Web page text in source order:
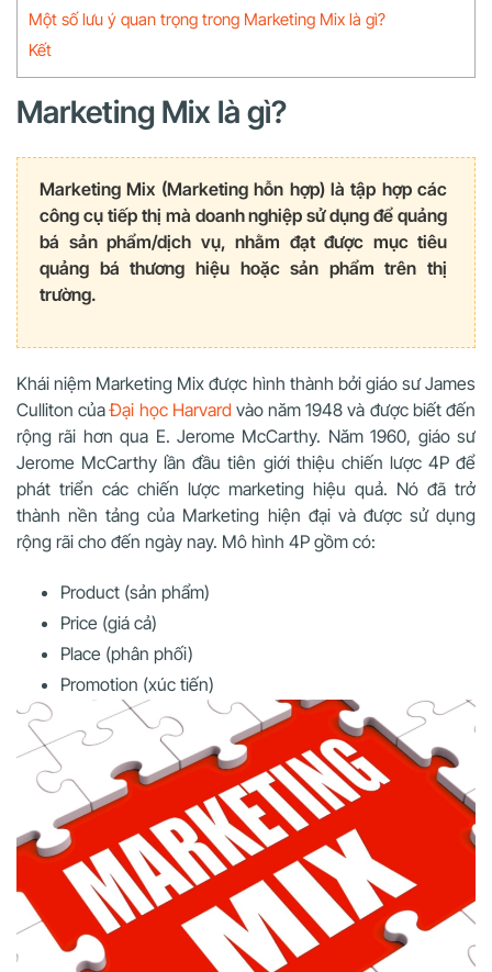
Một số lưu ý quan trọng trong Marketing Mix là gì?
Kết
Marketing Mix là gì?
Marketing Mix (Marketing hỗn hợp) là tập hợp các
công cụ tiếp thị mà doanh nghiệp sử dụng để quảng
bá sản phẩm/dịch vụ, nhằm đạt được mục tiêu
quảng bá thương hiệu hoặc sản phẩm trên thị
trường.
Khái niệm Marketing Mix được hình thành bởi giáo sư James
Culliton củaĐại học Harvardvào năm 1948 và được biết đến
rộng rãi hơn qua E. Jerome McCarthy. Năm 1960, giáo sư
Jerome McCarthy lần đầu tiên giới thiệu chiến lược 4P để
phát triển các chiến lược marketing hiệu quả. Nó đã trở
thành nền tảng của Marketing hiện đại và được sử dụng
rộng rãi cho đến ngày nay. Mô hình 4P gồm có:
Product (sản phẩm)
Price (giá cả)
Place (phân phối)
Promotion (xúc tiến)